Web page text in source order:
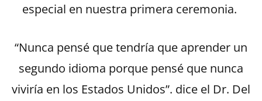
especial en nuestra primera ceremonia.
“Nunca pensé que tendría que aprender un
segundo idioma porque pensé que nunca
viviría en los Estados Unidos”. dice el Dr. Del